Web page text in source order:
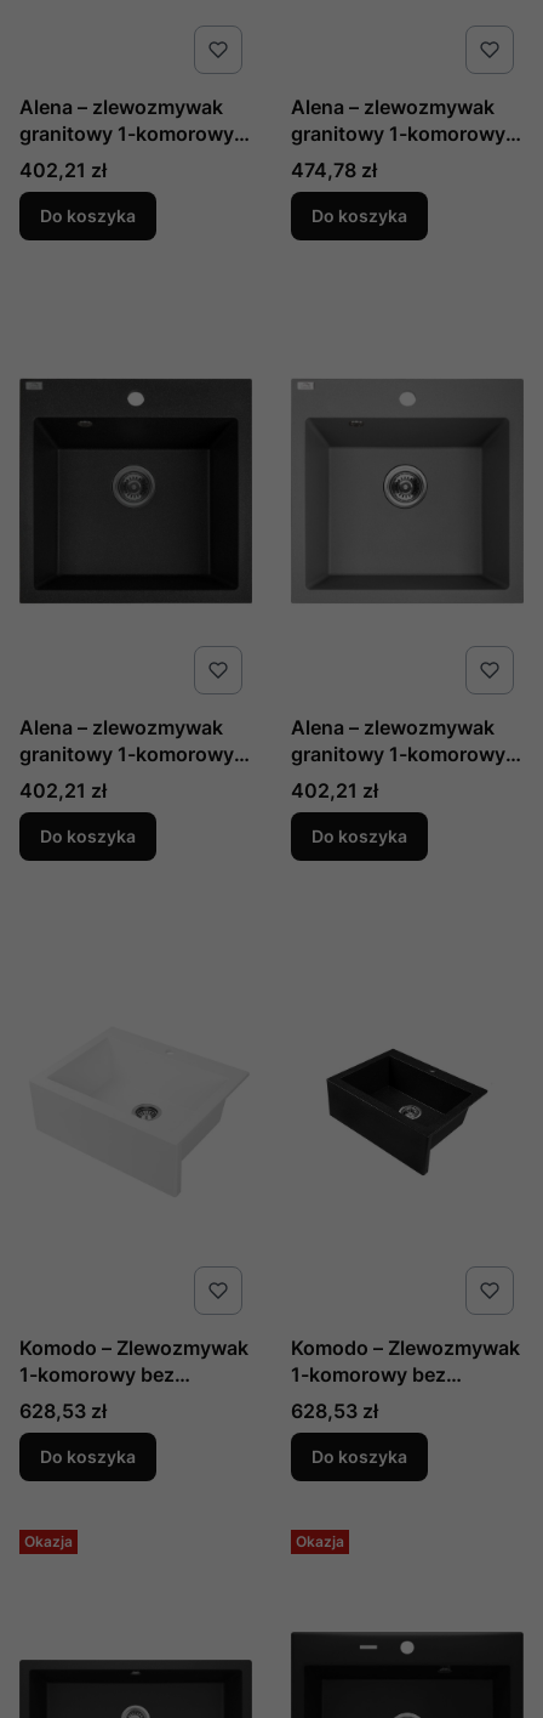
Alena – zlewozmywak
granitowy 1-komorowy
beżowy SBA 410T Laveo
Cena
402,21 zł
Do koszyka
Alena – zlewozmywak
granitowy 1-komorowy
biały SBA 610T Laveo
Cena
474,78 zł
Do koszyka
Alena – zlewozmywak
granitowy 1-komorowy
czarny SBA 710T Laveo
Cena
402,21 zł
Do koszyka
Alena – zlewozmywak
granitowy 1-komorowy
szary SBA 510T Laveo
Cena
402,21 zł
Do koszyka
Komodo – Zlewozmywak
1-komorowy bez
ociekacza 490 x 630
mm SBK 610T Laveo
Cena
628,53 zł
Do koszyka
Komodo – Zlewozmywak
1-komorowy bez
ociekacza SBK 710T
Laveo
Cena
628,53 zł
Do koszyka
Okazja Okazja